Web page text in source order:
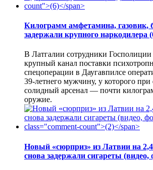
Килограмм амфетамина, газовик,
задержали крупного наркодилера
В Латгалии сотрудники
крупный канал поставки
спецоперации в Даугавпилсе
39-летнего мужчину, у которого
солидный арсенал — почти
оружие.
Новый «сюрприз» из Латвии на
снова задержали сигареты (видео,